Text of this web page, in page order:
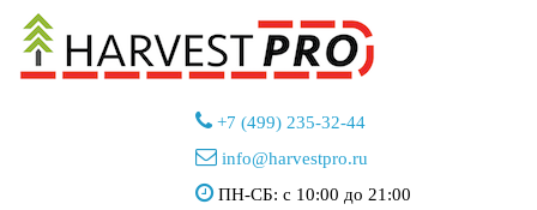
+7 (499) 235-32-44
info@harvestpro.ru
ПН-СБ: с 10:00 до 21:00